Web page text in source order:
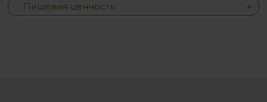
Пищевая ценность